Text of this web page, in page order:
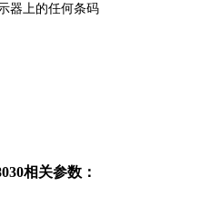
器上的任何条码
相关参数：